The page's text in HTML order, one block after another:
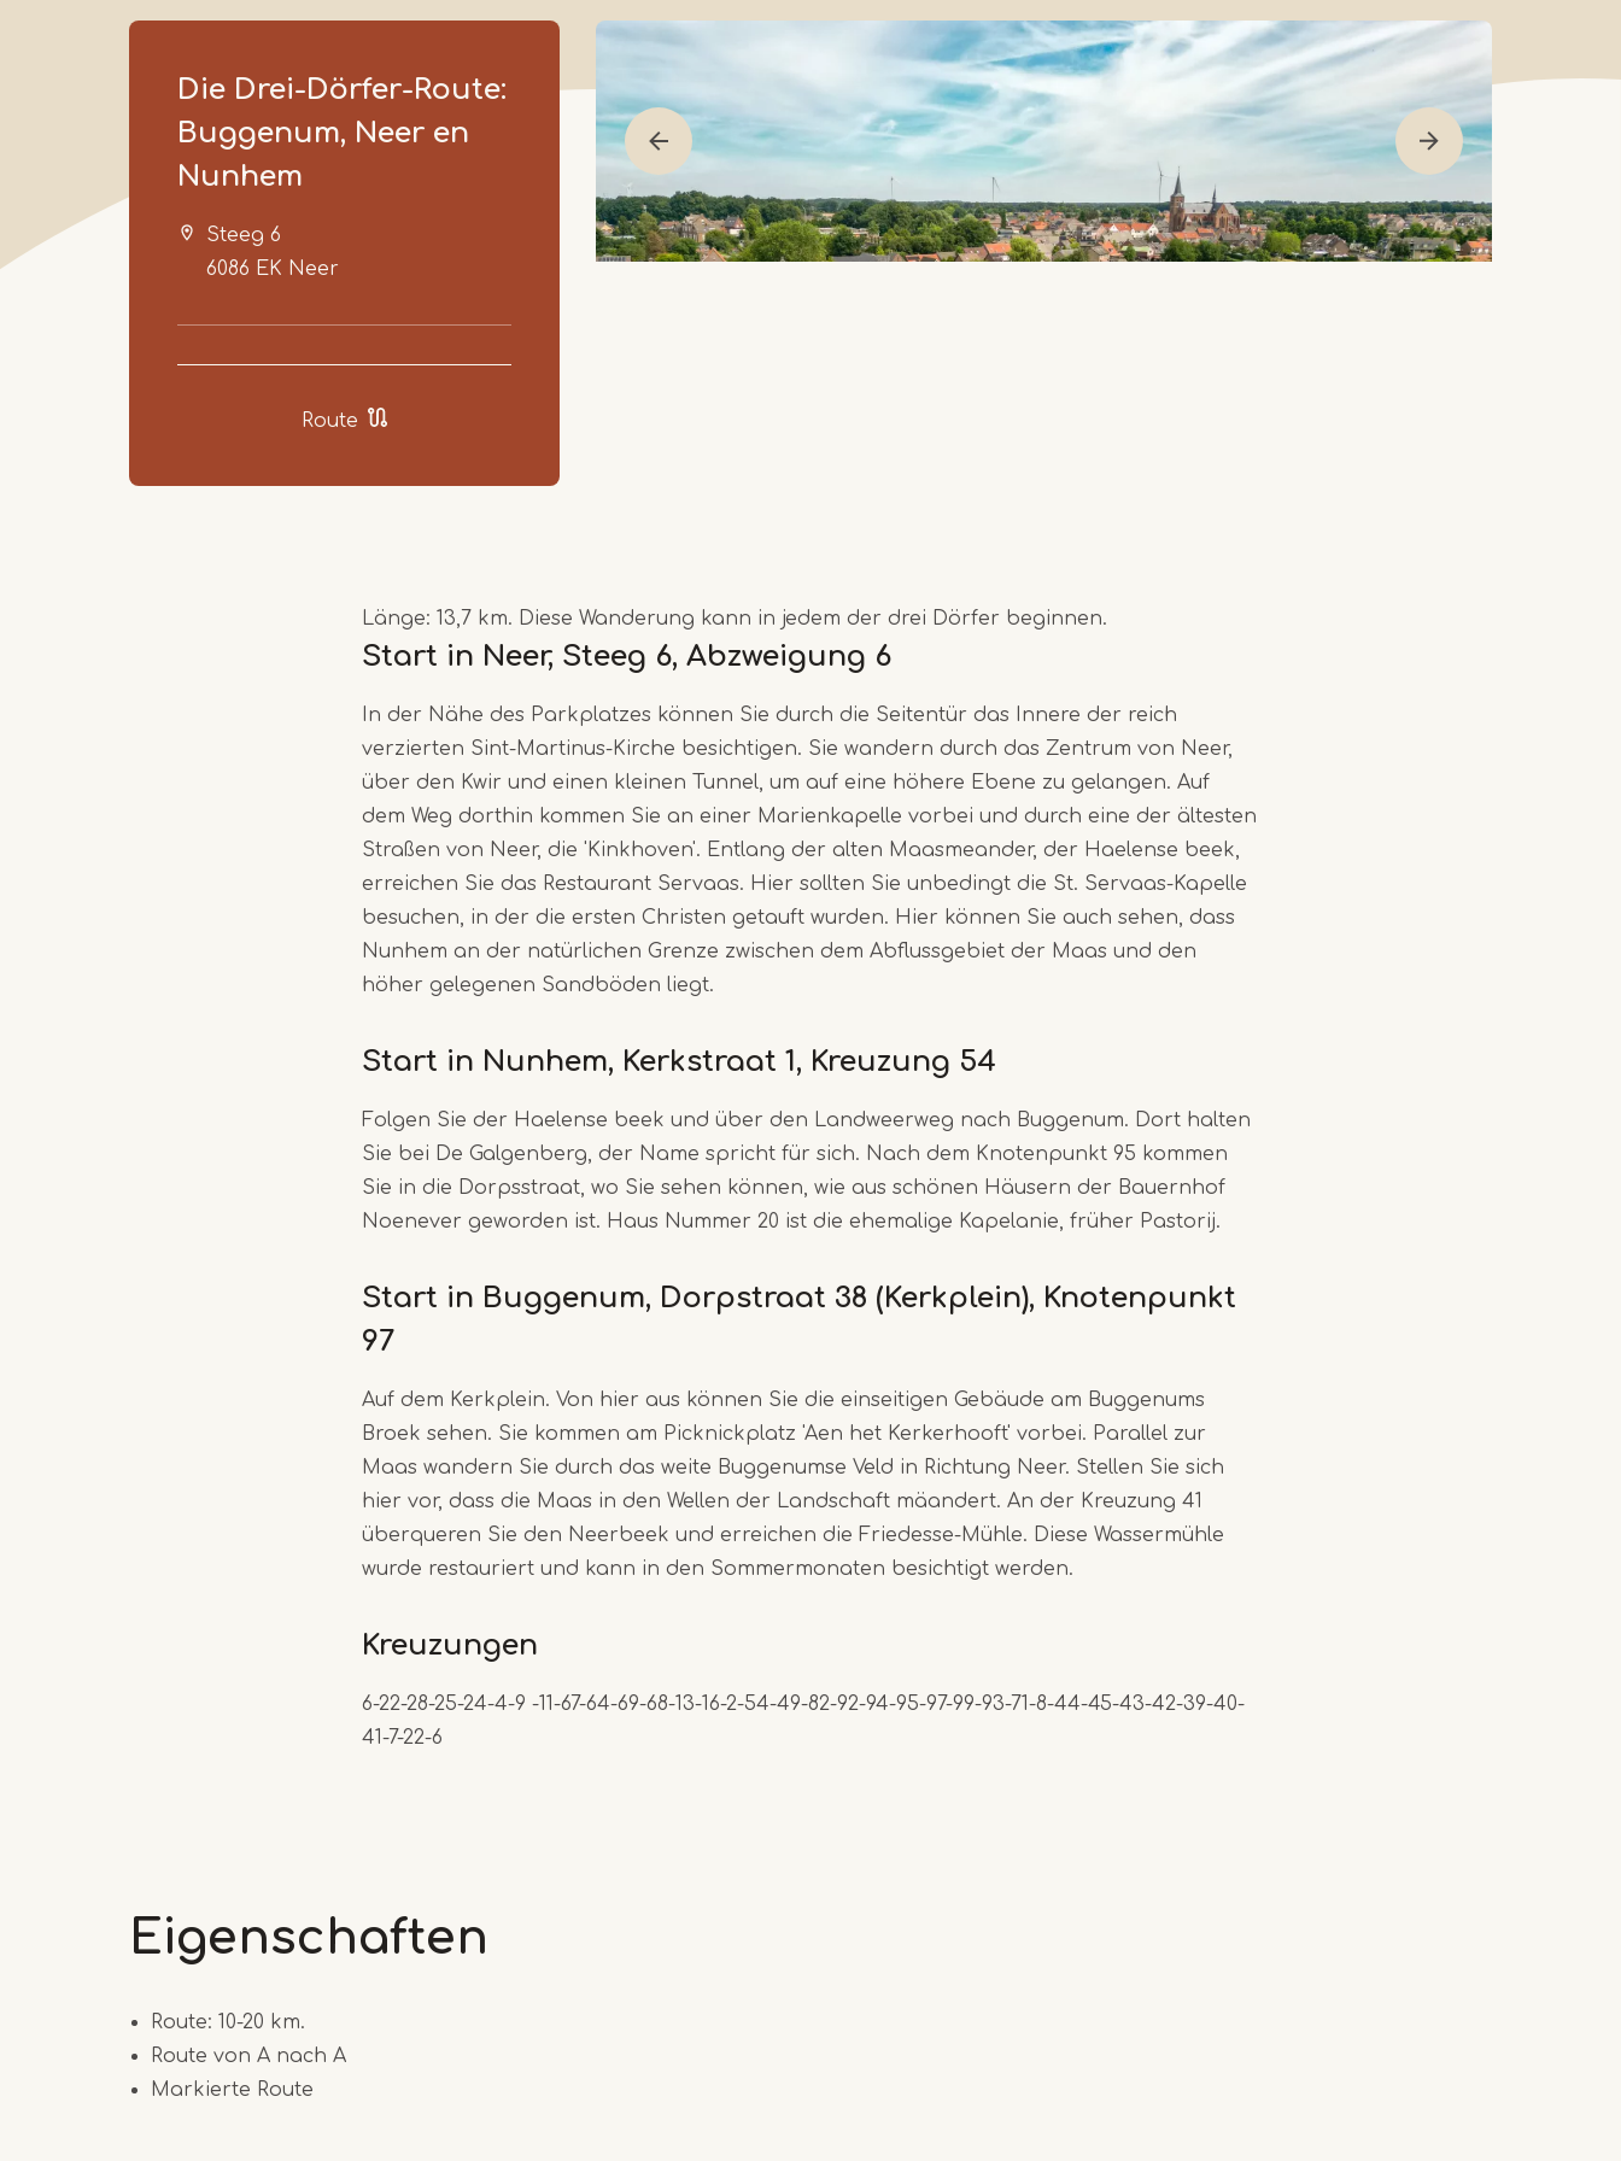
Die Drei-Dörfer-Route:
Buggenum, Neer en
Nunhem
Steeg 6
6086 EK Neer
Route
Item
1
of
3
Länge: 13,7 km. Diese Wanderung kann in jedem der drei Dörfer beginnen.
Start in Neer, Steeg 6, Abzweigung 6
In der Nähe des Parkplatzes können Sie durch die Seitentür das Innere der reich
verzierten Sint-Martinus-Kirche besichtigen. Sie wandern durch das Zentrum von Neer,
über den Kwir und einen kleinen Tunnel, um auf eine höhere Ebene zu gelangen. Auf
dem Weg dorthin kommen Sie an einer Marienkapelle vorbei und durch eine der ältesten
Straßen von Neer, die 'Kinkhoven'. Entlang der alten Maasmeander, der Haelense beek,
erreichen Sie das Restaurant Servaas. Hier sollten Sie unbedingt die St. Servaas-Kapelle
besuchen, in der die ersten Christen getauft wurden. Hier können Sie auch sehen, dass
Nunhem an der natürlichen Grenze zwischen dem Abflussgebiet der Maas und den
höher gelegenen Sandböden liegt.
Start in Nunhem, Kerkstraat 1, Kreuzung 54
Folgen Sie der Haelense beek und über den Landweerweg nach Buggenum. Dort halten
Sie bei De Galgenberg, der Name spricht für sich. Nach dem Knotenpunkt 95 kommen
Sie in die Dorpsstraat, wo Sie sehen können, wie aus schönen Häusern der Bauernhof
Noenever geworden ist. Haus Nummer 20 ist die ehemalige Kapelanie, früher Pastorij.
Start in Buggenum, Dorpstraat 38 (Kerkplein), Knotenpunkt
97
Auf dem Kerkplein. Von hier aus können Sie die einseitigen Gebäude am Buggenums
Broek sehen. Sie kommen am Picknickplatz 'Aen het Kerkerhooft' vorbei. Parallel zur
Maas wandern Sie durch das weite Buggenumse Veld in Richtung Neer. Stellen Sie sich
hier vor, dass die Maas in den Wellen der Landschaft mäandert. An der Kreuzung 41
überqueren Sie den Neerbeek und erreichen die Friedesse-Mühle. Diese Wassermühle
wurde restauriert und kann in den Sommermonaten besichtigt werden.
Kreuzungen
6-22-28-25-24-4-9 -11-67-64-69-68-13-16-2-54-49-82-92-94-95-97-99-93-71-8-44-45-43-42-39-40-
41-7-22-6
Eigenschaften
Route: 10-20 km.
Route von A nach A
Markierte Route